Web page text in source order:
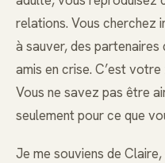
relations. Vous cherchez
à sauver, des partenaires
amis en crise. C’est
Vous ne savez pas être
seulement pour ce que
Je me souviens de